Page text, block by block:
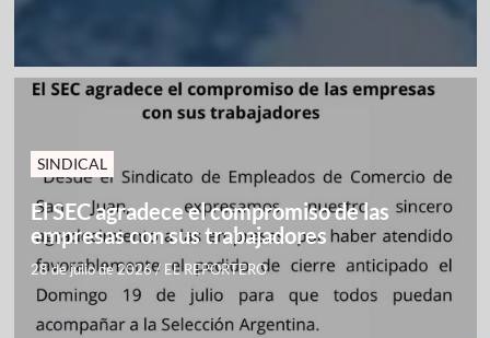
SINDICAL
El SEC agradece el compromiso de las
empresas con sus trabajadores
28 de julio de 2026/ EL REPORTERO